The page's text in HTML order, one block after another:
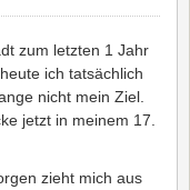
zum letzten 1 Jahr
ich tatsächlich
nicht mein Ziel.
jetzt in meinem 17.
zieht mich aus